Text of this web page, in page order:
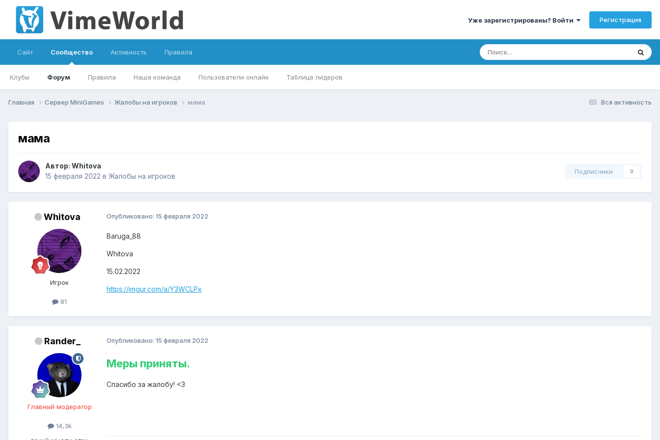
Уже зарегистрированы? Войти Регистрация
Сайт Сообщество
Клубы Форум Правила Наша команда Пользователи онлайн Таблица лидеров
Активность Правила
Вся активность
Главная Сервер MiniGames Жалобы на игроков мама
мама
Автор: Whitova
15 февраля 2022 в Жалобы на игроков
Подписчики 0
Whitova
Игрок
81
Опубликовано: 15 февраля 2022
Baruga_88
Whitova
15.02.2022
https://imgur.com/a/Y3WCLPx
Rander_
Главный модератор
14,3k
Опубликовано: 15 февраля 2022
Меры приняты.
Спасибо за жалобу! <3